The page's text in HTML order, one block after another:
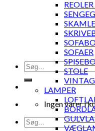
Søg
efter:
Ingen varer i
Søg
SOFAER
STOLE
LAMPER